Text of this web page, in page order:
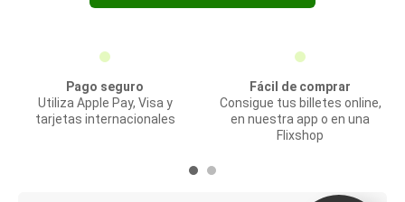
Pago seguro
Utiliza Apple Pay, Visa y
tarjetas internacionales
Fácil de comprar
Consigue tus billetes online,
en nuestra app o en una
Flixshop